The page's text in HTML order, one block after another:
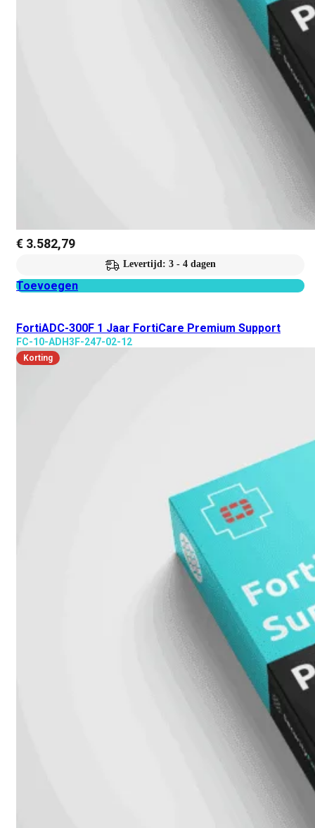
€ 3.582,79
Levertijd: 3 - 4 dagen
Toevoegen
FortiADC-300F 1 Jaar FortiCare Premium Support
FC-10-ADH3F-247-02-12
Korting